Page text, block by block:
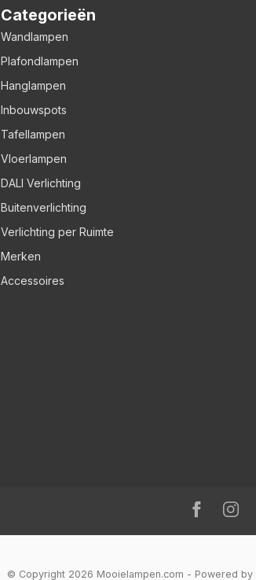
Categorieën
Wandlampen
Plafondlampen
Hanglampen
Inbouwspots
Tafellampen
Vloerlampen
DALI Verlichting
Buitenverlichting
Verlichting per Ruimte
Merken
Accessoires
© Copyright 2026 Mooielampen.com - Powered by